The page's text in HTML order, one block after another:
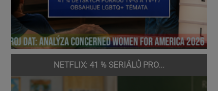
NETFLIX: 41 % SERIÁLŮ PRO...